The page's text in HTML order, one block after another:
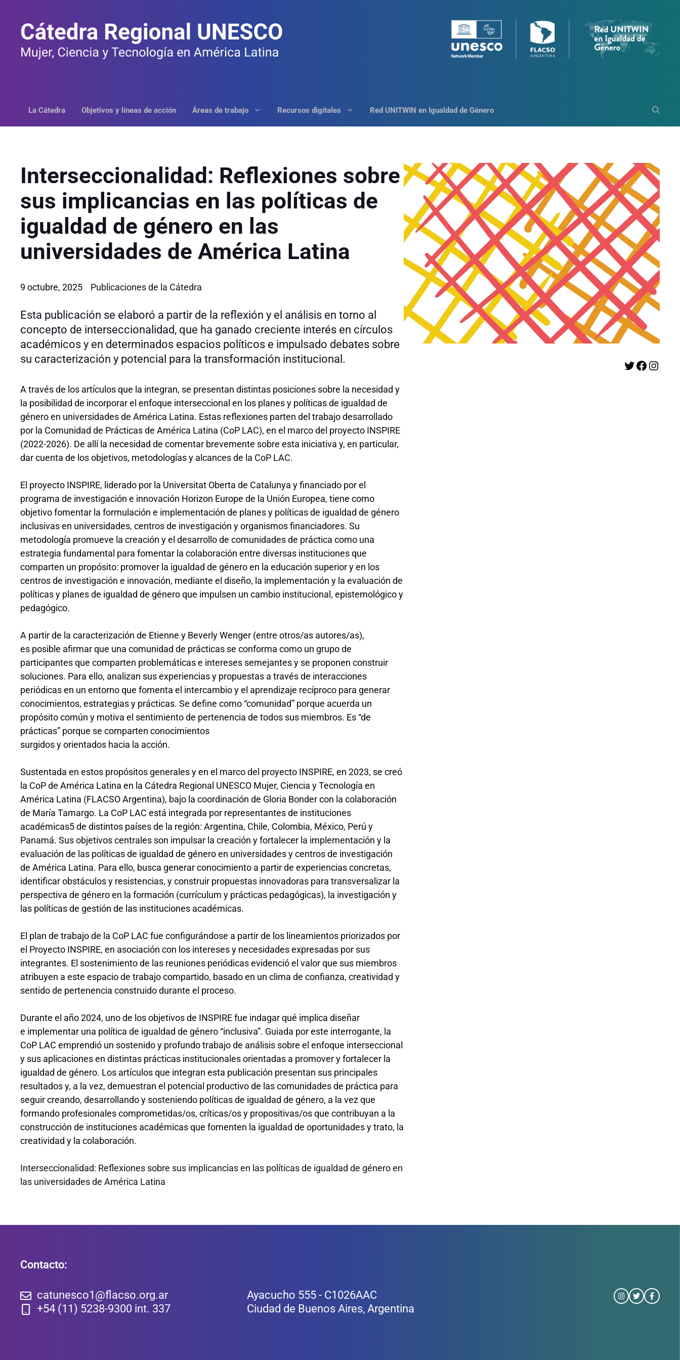
contenido
La Cátedra Objetivos y líneas de acción Áreas de trabajo Recursos digitales Red UNITWIN en Igualdad de Género
Interseccionalidad: Reflexiones sobre
sus implicancias en las políticas de
igualdad de género en las
universidades de América Latina
9 octubre, 2025 Publicaciones de la Cátedra
Esta publicación se elaboró a partir de la reflexión y el análisis en torno al
concepto de interseccionalidad, que ha ganado creciente interés en círculos
académicos y en determinados espacios políticos e impulsado debates sobre
su caracterización y potencial para la transformación institucional.
A través de los artículos que la integran, se presentan distintas posiciones sobre la necesidad y
la posibilidad de incorporar el enfoque interseccional en los planes y políticas de igualdad de
género en universidades de América Latina. Estas reflexiones parten del trabajo desarrollado
por la Comunidad de Prácticas de América Latina (CoP LAC), en el marco del proyecto INSPIRE
(2022-2026). De allí la necesidad de comentar brevemente sobre esta iniciativa y, en particular,
dar cuenta de los objetivos, metodologías y alcances de la CoP LAC.
El proyecto INSPIRE, liderado por la Universitat Oberta de Catalunya y financiado por el
programa de investigación e innovación Horizon Europe de la Unión Europea, tiene como
objetivo fomentar la formulación e implementación de planes y políticas de igualdad de género
inclusivas en universidades, centros de investigación y organismos financiadores. Su
metodología promueve la creación y el desarrollo de comunidades de práctica como una
estrategia fundamental para fomentar la colaboración entre diversas instituciones que
comparten un propósito: promover la igualdad de género en la educación superior y en los
centros de investigación e innovación, mediante el diseño, la implementación y la evaluación de
políticas y planes de igualdad de género que impulsen un cambio institucional, epistemológico y
pedagógico.
A partir de la caracterización de Etienne y Beverly Wenger (entre otros/as autores/as),
es posible afirmar que una comunidad de prácticas se conforma como un grupo de
participantes que comparten problemáticas e intereses semejantes y se proponen construir
soluciones. Para ello, analizan sus experiencias y propuestas a través de interacciones
periódicas en un entorno que fomenta el intercambio y el aprendizaje recíproco para generar
conocimientos, estrategias y prácticas. Se define como “comunidad” porque acuerda un
propósito común y motiva el sentimiento de pertenencia de todos sus miembros. Es “de
prácticas” porque se comparten conocimientos
surgidos y orientados hacia la acción.
Sustentada en estos propósitos generales y en el marco del proyecto INSPIRE, en 2023, se creó
la CoP de América Latina en la Cátedra Regional UNESCO Mujer, Ciencia y Tecnología en
América Latina (FLACSO Argentina), bajo la coordinación de Gloria Bonder con la colaboración
de María Tamargo. La CoP LAC está integrada por representantes de instituciones
académicas5 de distintos países de la región: Argentina, Chile, Colombia, México, Perú y
Panamá. Sus objetivos centrales son impulsar la creación y fortalecer la implementación y la
evaluación de las políticas de igualdad de género en universidades y centros de investigación
de América Latina. Para ello, busca generar conocimiento a partir de experiencias concretas,
identificar obstáculos y resistencias, y construir propuestas innovadoras para transversalizar la
perspectiva de género en la formación (currículum y prácticas pedagógicas), la investigación y
las políticas de gestión de las instituciones académicas.
El plan de trabajo de la CoP LAC fue configurándose a partir de los lineamientos priorizados por
el Proyecto INSPIRE, en asociación con los intereses y necesidades expresadas por sus
integrantes. El sostenimiento de las reuniones periódicas evidenció el valor que sus miembros
atribuyen a este espacio de trabajo compartido, basado en un clima de confianza, creatividad y
sentido de pertenencia construido durante el proceso.
Durante el año 2024, uno de los objetivos de INSPIRE fue indagar qué implica diseñar
e implementar una política de igualdad de género “inclusiva”. Guiada por este interrogante, la
CoP LAC emprendió un sostenido y profundo trabajo de análisis sobre el enfoque interseccional
y sus aplicaciones en distintas prácticas institucionales orientadas a promover y fortalecer la
igualdad de género. Los artículos que integran esta publicación presentan sus principales
resultados y, a la vez, demuestran el potencial productivo de las comunidades de práctica para
seguir creando, desarrollando y sosteniendo políticas de igualdad de género, a la vez que
formando profesionales comprometidas/os, críticas/os y propositivas/os que contribuyan a la
construcción de instituciones académicas que fomenten la igualdad de oportunidades y trato, la
creatividad y la colaboración.
Interseccionalidad: Reflexiones sobre sus implicancias en las políticas de igualdad de género en
las universidades de América Latina
Twitter Facebook Instagram
Contacto:
catunesco1@flacso.org.ar
+54 (11) 5238-9300 int. 337
Ayacucho 555 - C1026AAC
Ciudad de Buenos Aires, Argentina